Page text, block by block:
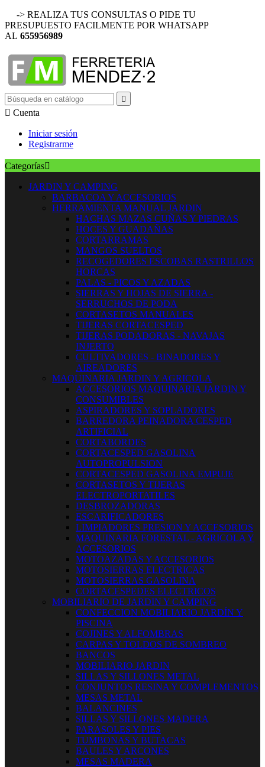
-> REALIZA TUS CONSULTAS O PIDE TU
PRESUPUESTO FACILMENTE POR WHATSAPP
AL 655956989

 Cuenta
Iniciar sesión
Registrarme
Categorías
JARDIN Y CAMPING
BARBACOA Y ACCESORIOS
HERRAMIENTA MANUAL JARDIN
HACHAS MAZAS CUÑAS Y PIEDRAS
HOCES Y GUADAÑAS
CORTARRAMAS
MANGOS SUELTOS
RECOGEDORES ESCOBAS RASTRILLOS
HORCAS
PALAS - PICOS Y AZADAS
SIERRAS Y HOJAS DE SIERRA -
SERRUCHOS DE PODA
CORTASETOS MANUALES
TIJERAS CORTACESPED
TIJERAS PODADORAS - NAVAJAS
INJERTO
CULTIVADORES - BINADORES Y
AIREADORES
MAQUINARIA JARDIN Y AGRICOLA
ACCESORIOS MAQUINARIA JARDIN Y
CONSUMIBLES
ASPIRADORES Y SOPLADORES
BARREDORA PEINADORA CESPED
ARTIFICIAL
CORTABORDES
CORTACESPED GASOLINA
AUTOPROPULSION
CORTACESPED GASOLINA EMPUJE
CORTASETOS Y TIJERAS
ELECTROPORTATILES
DESBROZADORAS
ESCARIFICADORES
LIMPIADORES PRESION Y ACCESORIOS
MAQUINARIA FORESTAL - AGRICOLA Y
ACCESORIOS
MOTOAZADAS Y ACCESORIOS
MOTOSIERRAS ELECTRICAS
MOTOSIERRAS GASOLINA
CORTACESPEDES ELECTRICOS
MOBILIARIO DE JARDIN Y CAMPING
CONFECCION MOBILIARIO JARDÍN Y
PISCINA
COJINES Y ALFOMBRAS
CARPAS Y TOLDOS DE SOMBREO
BANCOS
MOBILIARIO JARDIN
SILLAS Y SILLONES METAL
CONJUNTOS RESINA Y COMPLEMENTOS
MESAS METAL
BALANCINES
SILLAS Y SILLONES MADERA
PARASOLES Y PIES
TUMBONAS Y BUTACAS
BAULES Y ARCONES
MESAS MADERA